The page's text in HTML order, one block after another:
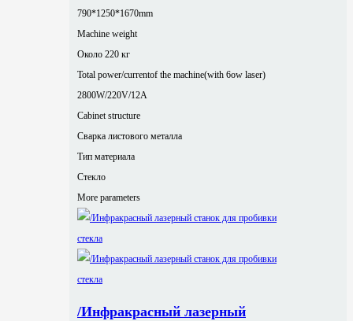
790*1250*1670mm
Machine weight
Около 220 кг
Total power/currentof the machine(with 6ow laser)
2800W/220V/12A
Cabinet structure
Сварка листового металла
Тип материала
Стекло
More parameters
/Инфракрасный лазерный